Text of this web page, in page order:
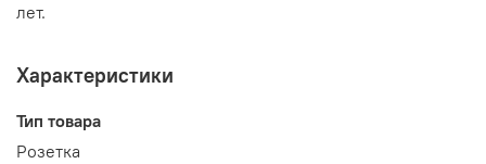
лет.
Характеристики
Тип товара
Розетка